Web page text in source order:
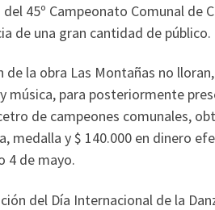
45º Campeonato Comunal de
de una gran cantidad de público.
la obra Las Montañas no
música, para posteriormente
de campeones comunales,
medalla y $ 140.000 en dinero
4 de mayo.
del Día Internacional de la